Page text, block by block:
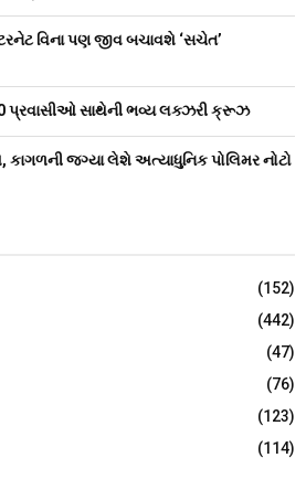
વિના પણ જીવ બચાવશે ‘સચેત’
પ્રવાસીઓ સાથેની ભવ્ય લક્ઝરી ક્રૂઝ
કાગળની જગ્યા લેશે અત્યાધુનિક પોલિમર નોટો
(152)
(442)
(47)
(76)
(123)
(114)